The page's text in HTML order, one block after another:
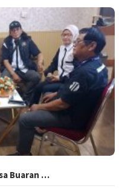
Buaran …